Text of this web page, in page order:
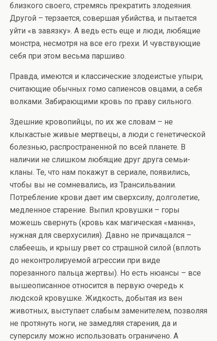
близкого своего, стремясь прекратить злодеяния.
Другой – терзается, совершая убийства, и пытается
уйти «в завязку». А ведь есть еще и люди, любящие
монстра, несмотря на все его грехи. И чувствующие
себя при этом весьма паршиво.
Правда, имеются и классические злодеистые упыри,
считающие обычных гомо сапиенсов овцами, а себя
волками. Забирающими кровь по праву сильного.
Здешние кровопийцы, по их же словам – не
клыкастые живые мертвецы, а люди с генетической
болезнью, распространенной по всей планете. В
наличии не слишком любящие друг друга семьи-
кланы. Те, что нам покажут в сериале, появились,
чтобы вы не сомневались, из Трансильвании.
Потребление крови дает им сверхсилу, долголетие,
медленное старение. Выпил кровушки – горы
можешь свернуть (кровь как магическая «манна»,
нужная для сверхусилия). Давно не причащался –
слабеешь, и крышу рвет со страшной силой (вплоть
до неконтролируемой агрессии при виде
порезанного пальца жертвы). Но есть нюансы – все
вышеописанное относится в первую очередь к
людской кровушке. Жидкость, добытая из вен
животных, выступает слабым заменителем, позволяя
не протянуть ноги, не замедляя старения, да и
суперсилу можно использовать ограничено. А